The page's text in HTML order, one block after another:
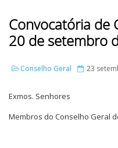
Convocatória de
20 de setembro
Conselho Geral 23
Exmos. Senhores
Membros do Conselho Geral